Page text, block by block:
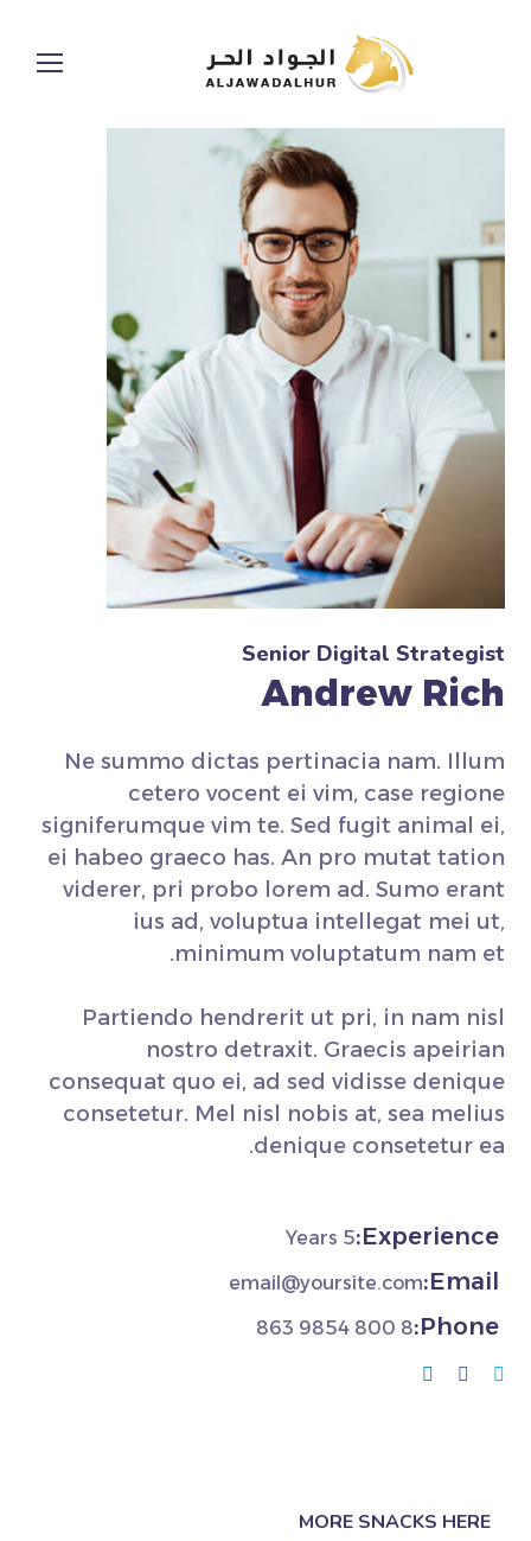
Senior Digital Strategist
Andrew Rich
Ne summo dictas pertinacia nam. Illum
cetero vocent ei vim, case regione
signiferumque vim te. Sed fugit animal ei,
ei habeo graeco has. An pro mutat tation
viderer, pri probo lorem ad. Sumo erant
ius ad, voluptua intellegat mei ut,
minimum voluptatum nam et.
Partiendo hendrerit ut pri, in nam nisl
nostro detraxit. Graecis apeirian
consequat quo ei, ad sed vidisse denique
consetetur. Mel nisl nobis at, sea melius
denique consetetur ea.
Experience:
5 Years
Email:
email@yoursite.com
Phone:
8 800 9854 863
MORE SNACKS HERE